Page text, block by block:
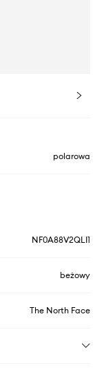
polarowa
NF0A88V2QLI1
beżowy
The North Face